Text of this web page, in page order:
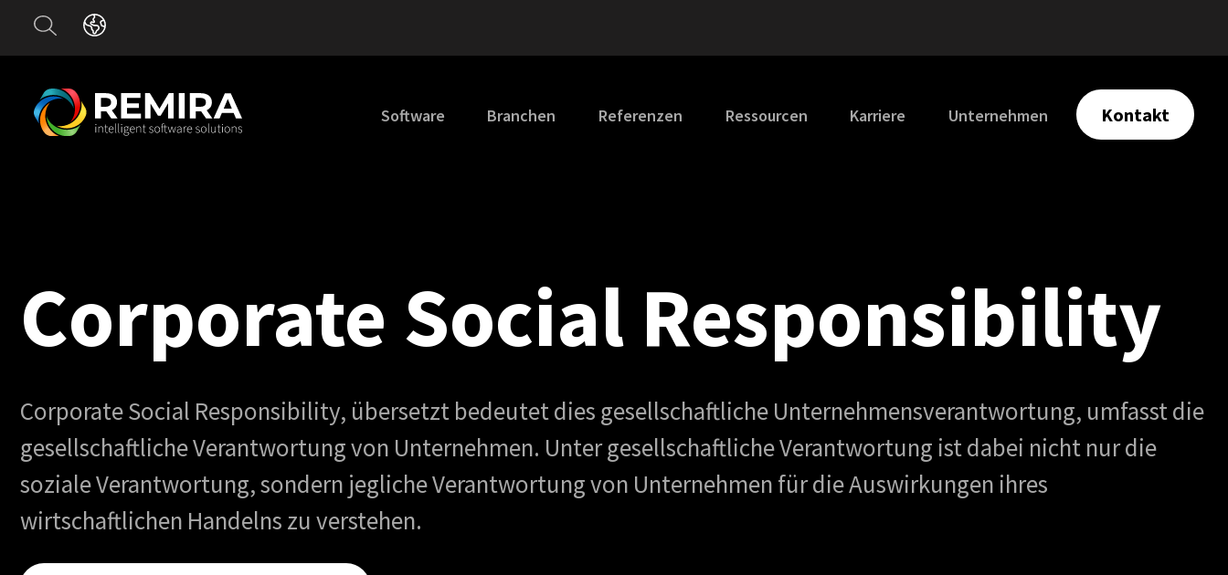
Software Branchen Referenzen Ressourcen Karriere Unternehmen Kontakt
Corporate Social Responsibility
Corporate Social Responsibility, übersetzt bedeutet dies gesellschaftliche Unternehmensverantwortung, umfasst die
gesellschaftliche Verantwortung von Unternehmen. Unter gesellschaftliche Verantwortung ist dabei nicht nur die
soziale Verantwortung, sondern jegliche Verantwortung von Unternehmen für die Auswirkungen ihres
wirtschaftlichen Handelns zu verstehen.